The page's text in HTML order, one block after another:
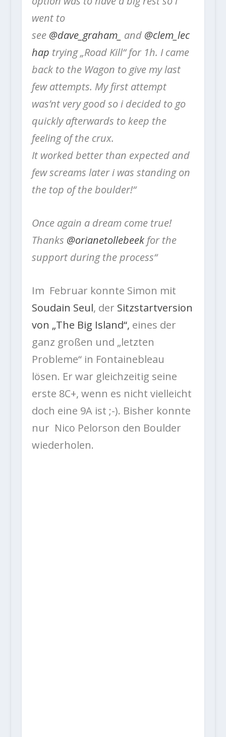
went to
see @dave_graham_ and @clem_lec
hap trying „Road Kill“ for 1h. I came
back to the Wagon to give my last
few attempts. My first attempt
was’nt very good so i decided to go
quickly afterwards to keep the
feeling of the crux.
It worked better than expected and
few screams later i was standing on
the top of the boulder!“
Once again a dream come true!
Thanks @orianetollebeekfor the
support during the process“
Im Februar konnte Simon mit
Soudain Seul, der Sitzstartversion
von „The Big Island“, eines der
ganz großen und „letzten
Probleme“ in Fontainebleau
lösen. Er war gleichzeitig seine
erste 8C+, wenn es nicht vielleicht
doch eine 9A ist ;-). Bisher konnte
nur Nico Pelorson den Boulder
wiederholen.